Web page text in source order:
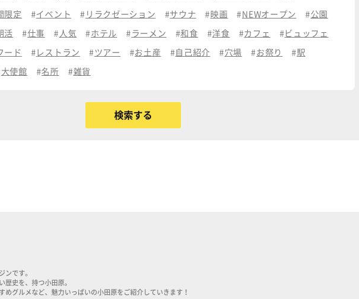
限定 イベント リラクゼーション サウナ 映画 NEWオープン 公園
活 仕事 人気 ホテル ラーメン 和食 洋食 カフェ ビュッフェ
ード レストラン ツアー お土産 自己紹介 穴場 お祭り 駅
大使館 名所 雑貨
ンです。
歴史を、持つ小田原。
めグルメなど、魅力いっぱいの小田原をご紹介していきます！